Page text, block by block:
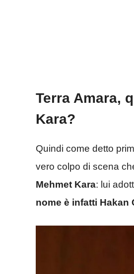
Terra Amara,
Kara?
Quindi come detto
vero colpo di scena
Mehmet Kara: lui
nome è infatti Hakan